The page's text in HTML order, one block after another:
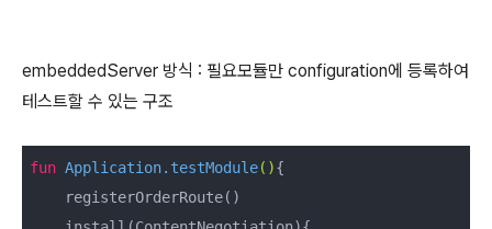
embeddedServer 방식 : 필요모듈만 configuration에 등록하여
테스트할 수 있는 구조
fun Application. testModule(){
    registerOrderRoute()